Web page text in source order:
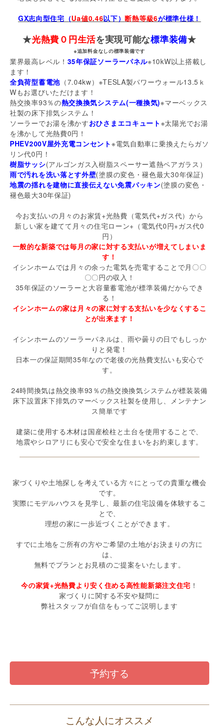
GX志向型住宅（Ua値0.46以下）断熱等級6が標準仕様！
★光熱費０円生活を実現可能な標準装備★
※追加料金なしの標準装備です
業界最高レベル！ 35年保証ソーラーパネル※10kW以上搭載し
ます！
全負荷型蓄電池（7.04kw）※TESLA製パワーウォール13.5ｋ
Wもお選びいただけます！
熱交換率93％の熱交換換気システム(一種換気)※マーベックス
社製の床下排気システム！
ソーラーでお湯を沸かすおひさまエコキュート※太陽光でお湯
を沸かして光熱費0円！
PHEV200V屋外充電コンセント※電気自動車に乗換えたらガソ
リン代0円！
樹脂サッシ(アルゴンガス入樹脂スペーサー遮熱ペアガラス）
雨で汚れを洗い落とす外壁(塗膜の変色・褪色最大30年保証)
地震の揺れを建物に直接伝えない免震パッキン(塗膜の変色・
褪色最大30年保証)
今お支払いの月々のお家賃+光熱費（電気代+ガス代）から
新しい家を建てて月々の住宅ローン+（電気代0円+ガス代0
円）
一般的な新築では毎月の家に対する支払いが増えてしまいま
す！
イシンホームでは月々の余った電気を売電することで月〇〇
〇〇円の収入！
35年保証のソーラーと大容量蓄電池が標準装備だからでき
る！
イシンホームの家は月々の家に対する支払いを少なくするこ
とが出来ます！
イシンホームのソーラーパネルは、雨や曇りの日でもしっか
りと発電！
日本一の保証期間35年なので老後の光熱費支払いも安心で
す。
24時間換気は熱交換率93％の熱交換換気システムが標装装備
床下設置床下排気のマーベックス社製を使用し、メンテナン
ス簡単です
建築に使用する木材は国産桧柱と土台を使用することで、
地震やシロアリにも安心で安全な住まいをお約束します。
家づくりや土地探しを考えている方々にとっての貴重な機会
です。
実際にモデルハウスを見学し、最新の住宅設備を体験するこ
とで、
理想の家に一歩近づくことができます。
すでに土地をご所有の方やご希望の土地がお決まりの方に
は、
無料でプランとお見積のご提案をいたします。
今の家賃+光熱費より安く住める高性能新築注文住宅 ！
家づくりに関する不安や疑問に
弊社スタッフが自信をもってご説明します
予約する
こんな人にオススメ